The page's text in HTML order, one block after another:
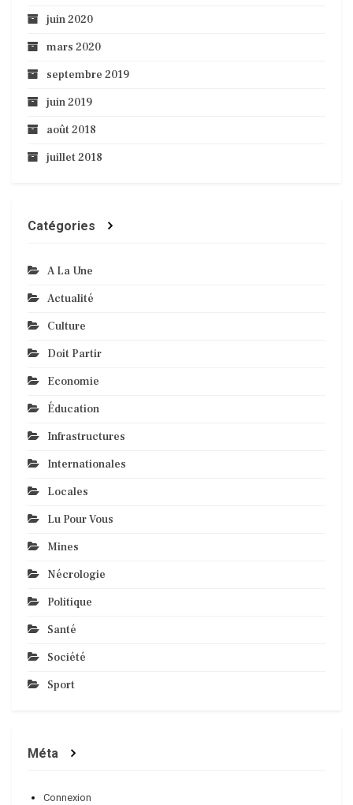
juin 2020
mars 2020
septembre 2019
juin 2019
août 2018
juillet 2018
Catégories
A La Une
Actualité
Culture
Doit Partir
Economie
Éducation
Infrastructures
Internationales
Locales
Lu Pour Vous
Mines
Nécrologie
Politique
Santé
Société
Sport
Méta
Connexion